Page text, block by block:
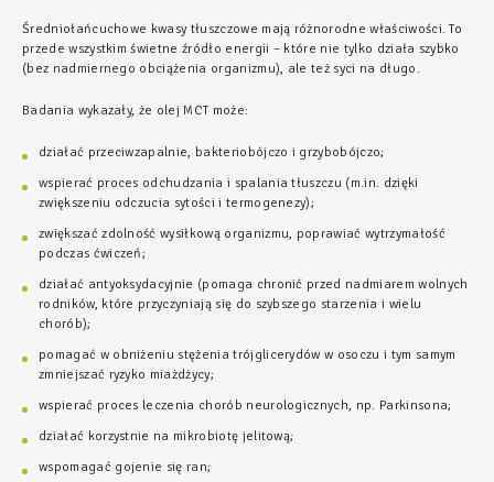
Średniołańcuchowe kwasy tłuszczowe mają różnorodne właściwości. To
przede wszystkim świetne źródło energii – które nie tylko działa szybko
(bez nadmiernego obciążenia organizmu), ale też syci na długo.
Badania wykazały, że olej MCT może:
działać przeciwzapalnie, bakteriobójczo i grzybobójczo;
wspierać proces odchudzania i spalania tłuszczu (m.in. dzięki
zwiększeniu odczucia sytości i termogenezy);
zwiększać zdolność wysiłkową organizmu, poprawiać wytrzymałość
podczas ćwiczeń;
działać antyoksydacyjnie (pomaga chronić przed nadmiarem wolnych
rodników, które przyczyniają się do szybszego starzenia i wielu
chorób);
pomagać w obniżeniu stężenia trójglicerydów w osoczu i tym samym
zmniejszać ryzyko miażdżycy;
wspierać proces leczenia chorób neurologicznych, np. Parkinsona;
działać korzystnie na mikrobiotę jelitową;
wspomagać gojenie się ran;